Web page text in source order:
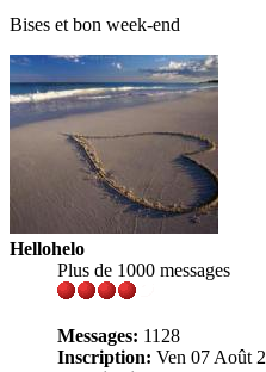
Bises et bon week-end
Hellohelo
Plus de 1000 messages
Messages: 1128
Inscription: Ven 07 Août